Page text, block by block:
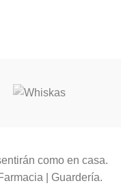
como en casa.
| Guardería.